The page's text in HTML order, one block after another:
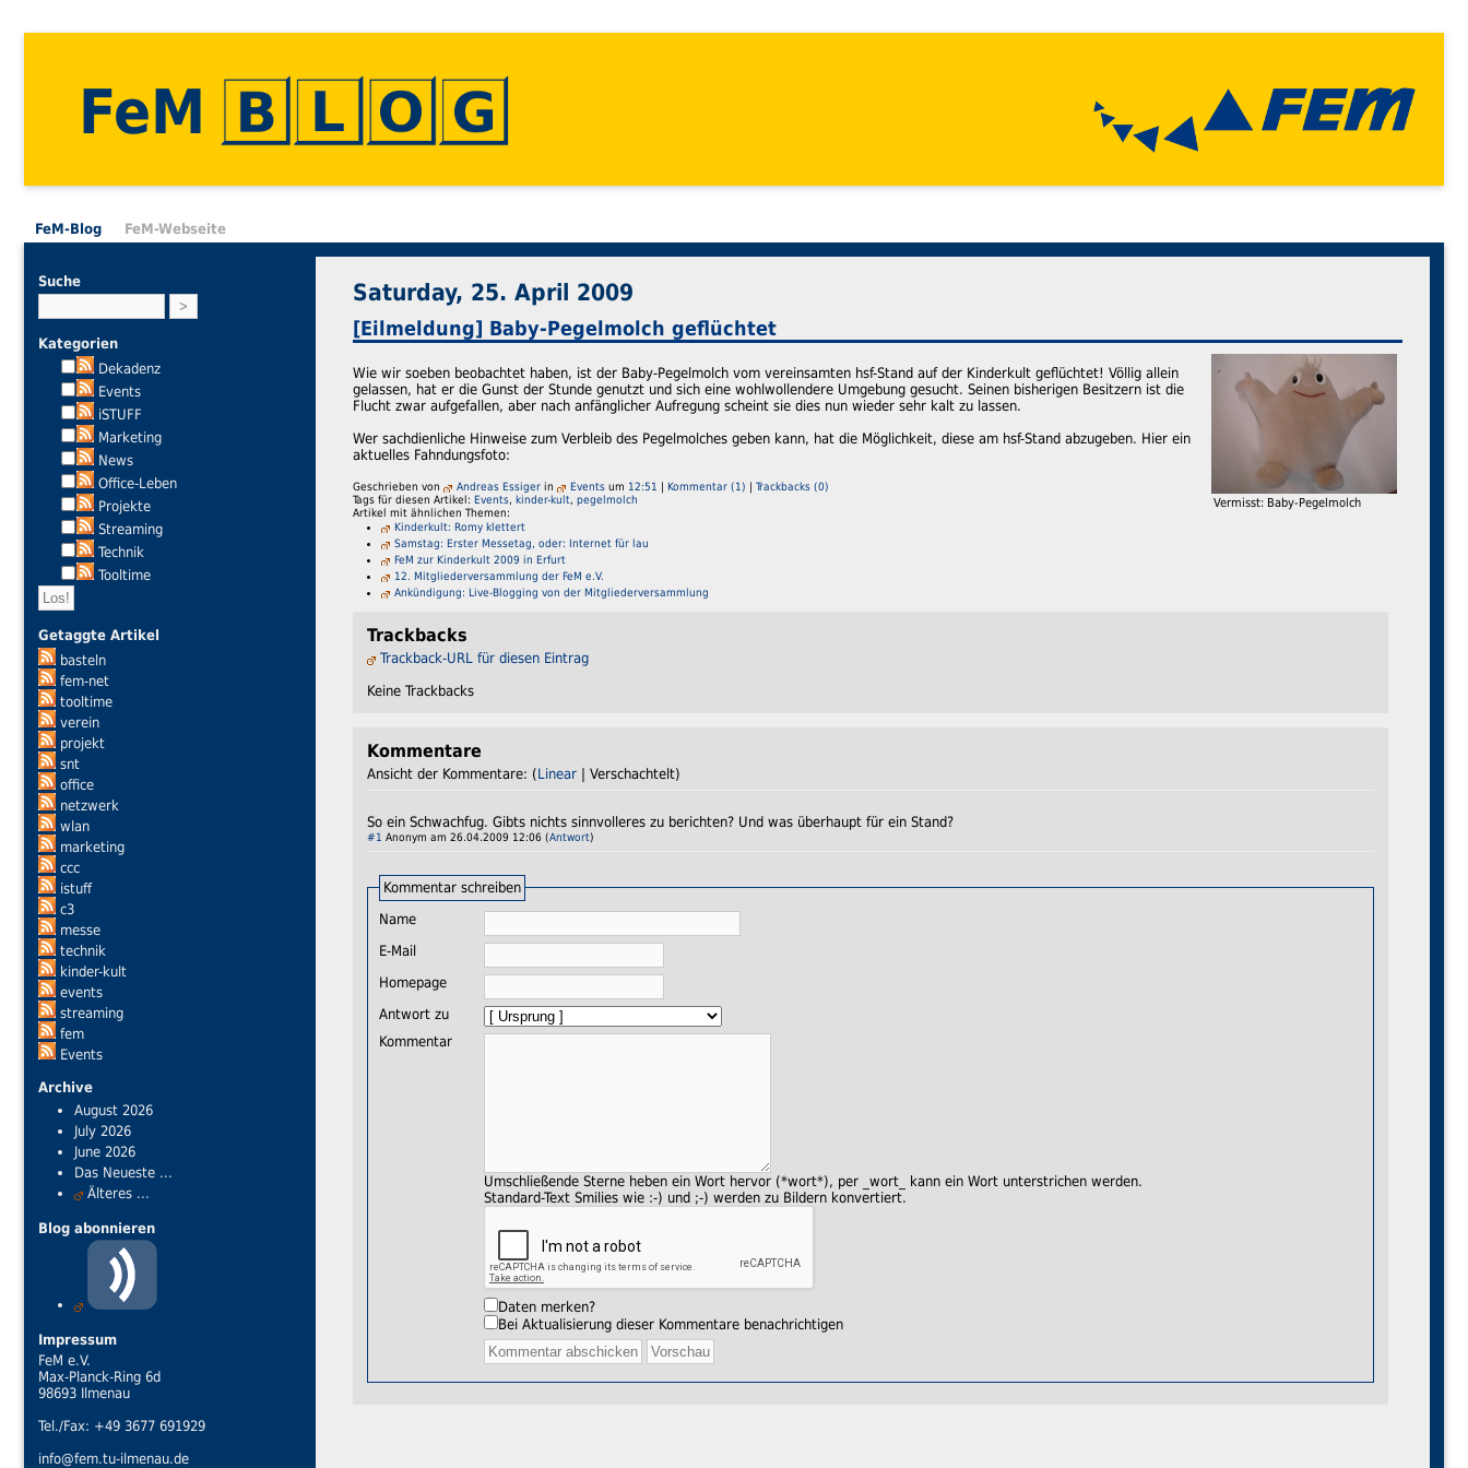
FeM
FeM-Blog FeM-Webseite
Suche
Kategorien
Dekadenz
Events
iSTUFF
Marketing
News
Office-Leben
Projekte
Streaming
Technik
Tooltime
Getaggte Artikel
basteln
fem-net
tooltime
verein
projekt
snt
office
netzwerk
wlan
marketing
ccc
istuff
c3
messe
technik
kinder-kult
events
streaming
fem
Events
Archive
August 2026
July 2026
June 2026
Das Neueste ...
Älteres ...
Blog abonnieren
Impressum
FeM e.V.
Max-Planck-Ring 6d
98693 Ilmenau
Tel./Fax: +49 3677 691929
info@fem.tu-ilmenau.de
Saturday, 25. April 2009
[Eilmeldung] Baby-Pegelmolch geflüchtet
Vermisst: Baby-Pegelmolch
Wie wir soeben beobachtet haben, ist der Baby-Pegelmolch vom vereinsamten hsf-Stand auf der Kinderkult geflüchtet! Völlig allein
gelassen, hat er die Gunst der Stunde genutzt und sich eine wohlwollendere Umgebung gesucht. Seinen bisherigen Besitzern ist die
Flucht zwar aufgefallen, aber nach anfänglicher Aufregung scheint sie dies nun wieder sehr kalt zu lassen.
Wer sachdienliche Hinweise zum Verbleib des Pegelmolches geben kann, hat die Möglichkeit, diese am hsf-Stand abzugeben. Hier ein
aktuelles Fahndungsfoto:
Geschrieben von Andreas Essiger in Events um 12:51 | Kommentar (1) | Trackbacks (0)
Tags für diesen Artikel: Events, kinder-kult, pegelmolch
Artikel mit ähnlichen Themen:
Kinderkult: Romy klettert
Samstag: Erster Messetag, oder: Internet für lau
FeM zur Kinderkult 2009 in Erfurt
12. Mitgliederversammlung der FeM e.V.
Ankündigung: Live-Blogging von der Mitgliederversammlung
Trackbacks
Trackback-URL für diesen Eintrag
Keine Trackbacks
Kommentare
Ansicht der Kommentare: (Linear | Verschachtelt)
So ein Schwachfug. Gibts nichts sinnvolleres zu berichten? Und was überhaupt für ein Stand?
#1 Anonym am 26.04.2009 12:06 (Antwort)
Kommentar schreiben
Name
E-Mail
Homepage
Antwort zu
Kommentar
Umschließende Sterne heben ein Wort hervor (*wort*), per _wort_ kann ein Wort unterstrichen werden.
Standard-Text Smilies wie :-) und ;-) werden zu Bildern konvertiert.
Daten merken?
Bei Aktualisierung dieser Kommentare benachrichtigen